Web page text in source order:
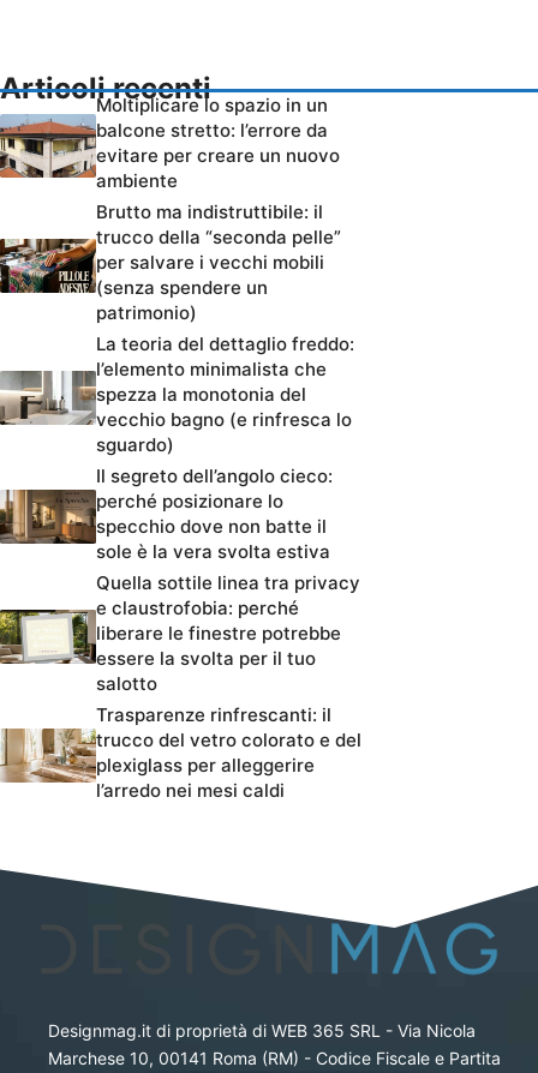
Articoli recenti
Moltiplicare lo spazio in un
balcone stretto: l’errore da
evitare per creare un nuovo
ambiente
Brutto ma indistruttibile: il
trucco della “seconda pelle”
per salvare i vecchi mobili
(senza spendere un
patrimonio)
La teoria del dettaglio freddo:
l’elemento minimalista che
spezza la monotonia del
vecchio bagno (e rinfresca lo
sguardo)
Il segreto dell’angolo cieco:
perché posizionare lo
specchio dove non batte il
sole è la vera svolta estiva
Quella sottile linea tra privacy
e claustrofobia: perché
liberare le finestre potrebbe
essere la svolta per il tuo
salotto
Trasparenze rinfrescanti: il
trucco del vetro colorato e del
plexiglass per alleggerire
l’arredo nei mesi caldi
Designmag.it di proprietà di WEB 365 SRL - Via Nicola
Marchese 10, 00141 Roma (RM) - Codice Fiscale e Partita